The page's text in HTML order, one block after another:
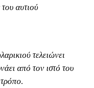
αυτιού
τελειώνει
από τον ιστό του